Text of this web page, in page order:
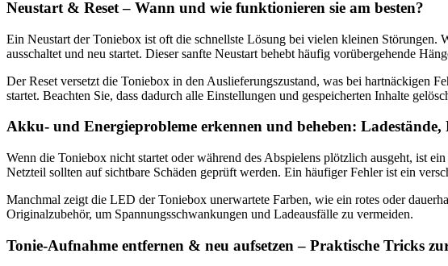
Neustart & Reset – Wann und wie funktionieren sie am besten?
Ein Neustart der Toniebox ist oft die schnellste Lösung bei vielen kleinen
ausschaltet und neu startet. Dieser sanfte Neustart behebt häufig vorübergehende
Der Reset versetzt die Toniebox in den Auslieferungszustand, was bei hartnäckigen
startet. Beachten Sie, dass dadurch alle Einstellungen und gespeicherten Inhalte
Akku- und Energieprobleme erkennen und beheben:
Wenn die Toniebox nicht startet oder während des Abspielens plötzlich ausgeht, ist
Netzteil sollten auf sichtbare Schäden geprüft werden. Ein häufiger Fehler ist ein
Manchmal zeigt die LED der Toniebox unerwartete Farben, wie ein rotes oder
Originalzubehör, um Spannungsschwankungen und Ladeausfälle zu vermeiden.
Tonie-Aufnahme entfernen & neu aufsetzen – Praktische Tricks